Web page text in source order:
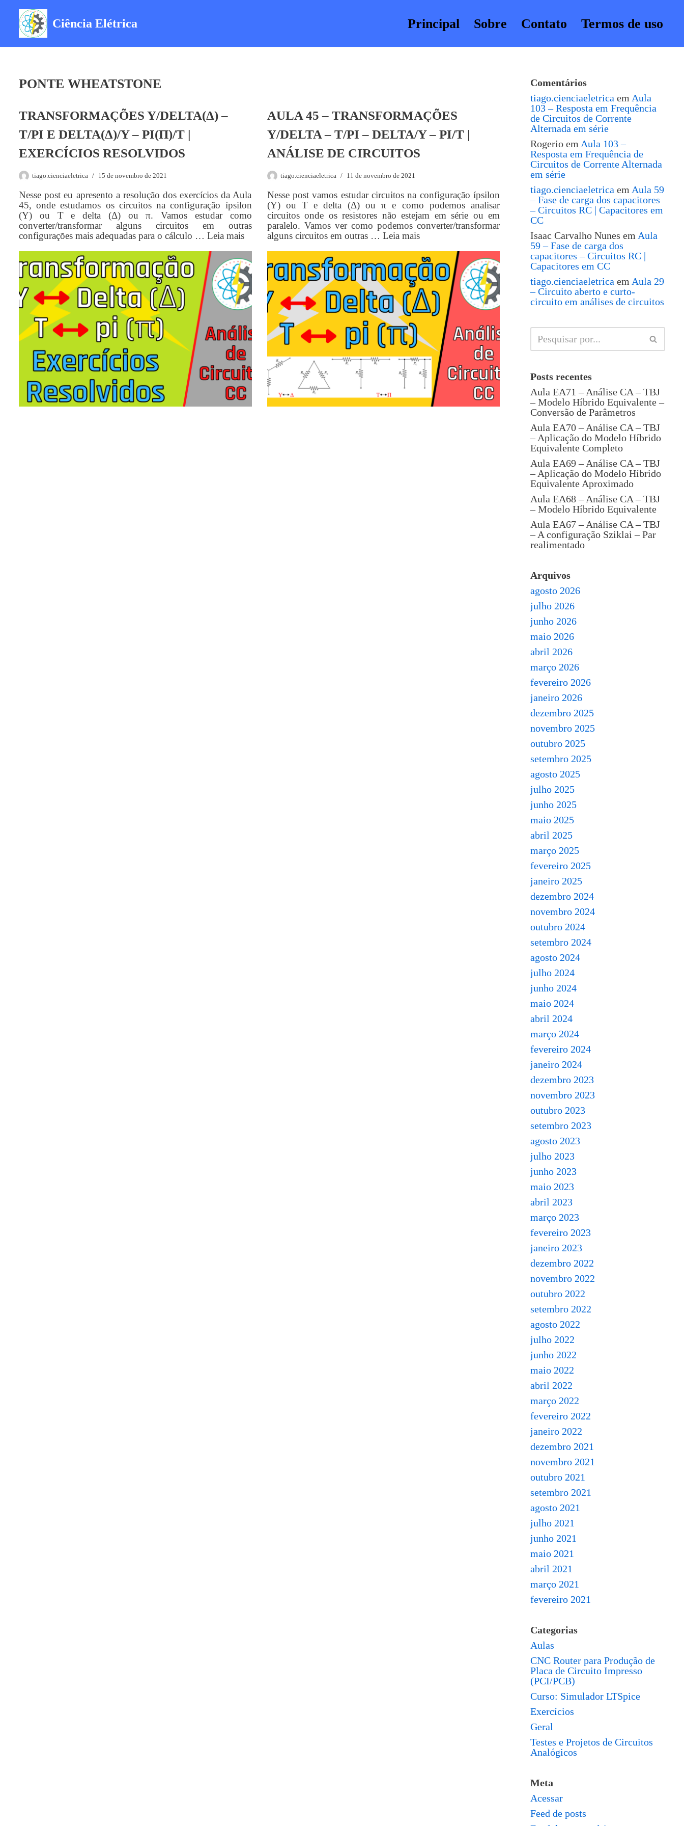
Pular
para
o
Ciência Elétrica Principal Sobre Contato Termos de uso
PONTE WHEATSTONE
TRANSFORMAÇÕES Y/DELTA(Δ) –
T/PI E DELTA(Δ)/Y – PI(Π)/T |
EXERCÍCIOS RESOLVIDOS
tiago.cienciaeletrica 15 de novembro de 2021
Nesse post eu apresento a resolução dos exercícios da Aula
45, onde estudamos os circuitos na configuração ípsilon
(Y) ou T e delta (Δ) ou π. Vamos estudar como
converter/transformar alguns circuitos em outras
configurações mais adequadas para o cálculo … Leia mais
AULA 45 – TRANSFORMAÇÕES
Y/DELTA – T/PI – DELTA/Y – PI/T |
ANÁLISE DE CIRCUITOS
tiago.cienciaeletrica 11 de novembro de 2021
Nesse post vamos estudar circuitos na configuração ípsilon
(Y) ou T e delta (Δ) ou π e como podemos analisar
circuitos onde os resistores não estejam em série ou em
paralelo. Vamos ver como podemos converter/transformar
alguns circuitos em outras … Leia mais
Comentários
tiago.cienciaeletrica em Aula
103 – Resposta em Frequência
de Circuitos de Corrente
Alternada em série
Rogerio em Aula 103 –
Resposta em Frequência de
Circuitos de Corrente Alternada
em série
tiago.cienciaeletrica em Aula 59
– Fase de carga dos capacitores
– Circuitos RC | Capacitores em
CC
Isaac Carvalho Nunes em Aula
59 – Fase de carga dos
capacitores – Circuitos RC |
Capacitores em CC
tiago.cienciaeletrica em Aula 29
– Circuito aberto e curto-
circuito em análises de circuitos
Posts recentes
Aula EA71 – Análise CA – TBJ
– Modelo Híbrido Equivalente –
Conversão de Parâmetros
Aula EA70 – Análise CA – TBJ
– Aplicação do Modelo Híbrido
Equivalente Completo
Aula EA69 – Análise CA – TBJ
– Aplicação do Modelo Híbrido
Equivalente Aproximado
Aula EA68 – Análise CA – TBJ
– Modelo Híbrido Equivalente
Aula EA67 – Análise CA – TBJ
– A configuração Sziklai – Par
realimentado
Arquivos
agosto 2026
julho 2026
junho 2026
maio 2026
abril 2026
março 2026
fevereiro 2026
janeiro 2026
dezembro 2025
novembro 2025
outubro 2025
setembro 2025
agosto 2025
julho 2025
junho 2025
maio 2025
abril 2025
março 2025
fevereiro 2025
janeiro 2025
dezembro 2024
novembro 2024
outubro 2024
setembro 2024
agosto 2024
julho 2024
junho 2024
maio 2024
abril 2024
março 2024
fevereiro 2024
janeiro 2024
dezembro 2023
novembro 2023
outubro 2023
setembro 2023
agosto 2023
julho 2023
junho 2023
maio 2023
abril 2023
março 2023
fevereiro 2023
janeiro 2023
dezembro 2022
novembro 2022
outubro 2022
setembro 2022
agosto 2022
julho 2022
junho 2022
maio 2022
abril 2022
março 2022
fevereiro 2022
janeiro 2022
dezembro 2021
novembro 2021
outubro 2021
setembro 2021
agosto 2021
julho 2021
junho 2021
maio 2021
abril 2021
março 2021
fevereiro 2021
Categorias
Aulas
CNC Router para Produção de
Placa de Circuito Impresso
(PCI/PCB)
Curso: Simulador LTSpice
Exercícios
Geral
Testes e Projetos de Circuitos
Analógicos
Meta
Acessar
Feed de posts